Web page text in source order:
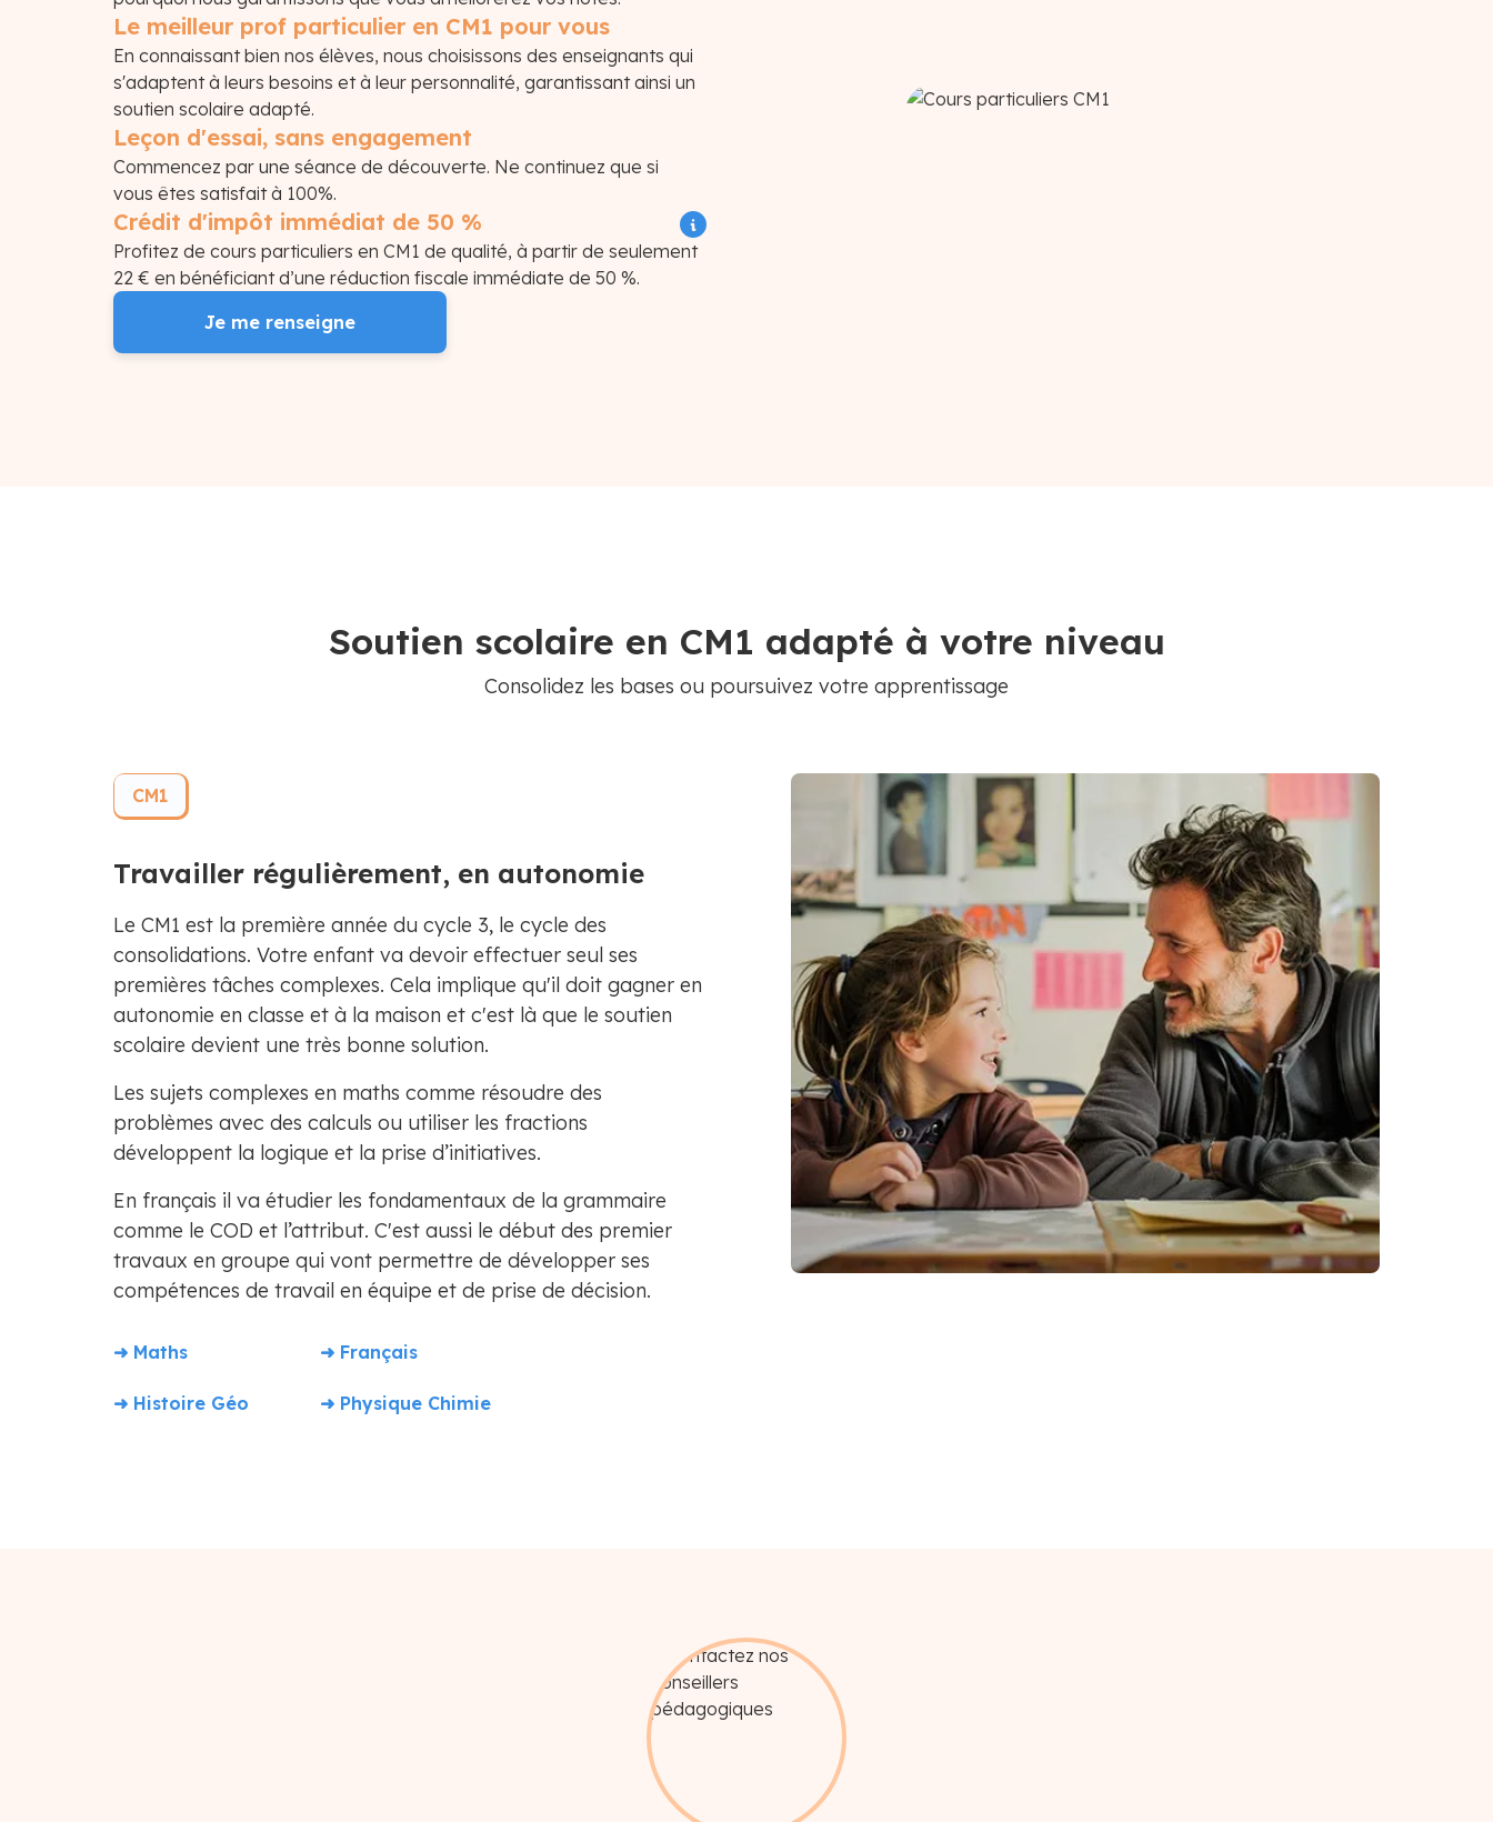
Le meilleur prof particulier en CM1 pour vous
En connaissant bien nos élèves, nous choisissons des enseignants qui
s'adaptent à leurs besoins et à leur personnalité, garantissant ainsi un
soutien scolaire adapté.
Leçon d'essai, sans engagement
Commencez par une séance de découverte. Ne continuez que si
vous êtes satisfait à 100%.
Crédit d'impôt immédiat de 50 %
Profitez de cours particuliers en CM1 de qualité, à partir de seulement
22 € en bénéficiant d’une réduction fiscale immédiate de 50 %.
Je me renseigne
Soutien scolaire en CM1 adapté à votre niveau
Consolidez les bases ou poursuivez votre apprentissage
CM1
Travailler régulièrement, en autonomie
Le CM1 est la première année du cycle 3, le cycle des
consolidations. Votre enfant va devoir effectuer seul ses
premières tâches complexes. Cela implique qu'il doit gagner en
autonomie en classe et à la maison​ et c'est là que le soutien
scolaire devient une très bonne solution.
Les sujets complexes en maths comme résoudre des
problèmes avec des calculs ou utiliser les fractions
développent la logique et la prise d’initiatives.
En français il va étudier les fondamentaux de la grammaire
comme le COD et l’attribut​. C'est aussi le début des premier
travaux en groupe qui vont permettre de développer ses
compétences de travail en équipe et de prise de décision.
➜ Maths ➜ Français
➜ Histoire Géo ➜ Physique Chimie